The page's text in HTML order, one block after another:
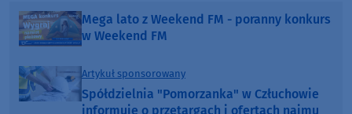
Mega lato z Weekend FM - poranny konkurs
w Weekend FM
Artykuł sponsorowany
Spółdzielnia "Pomorzanka" w Człuchowie
informuje o przetargach i ofertach najmu